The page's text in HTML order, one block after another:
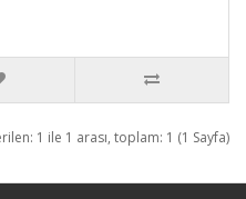
1 ile 1 arası, toplam: 1 (1 Sayfa)